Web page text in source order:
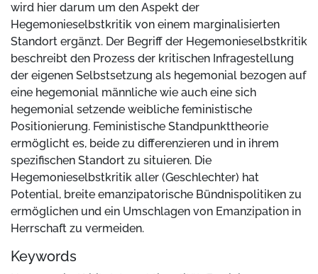
wird hier darum um den Aspekt der
Hegemonieselbstkritik von einem marginalisierten
Standort ergänzt. Der Begriff der Hegemonieselbstkritik
beschreibt den Prozess der kritischen Infragestellung
der eigenen Selbstsetzung als hegemonial bezogen auf
eine hegemonial männliche wie auch eine sich
hegemonial setzende weibliche feministische
Positionierung. Feministische Standpunkttheorie
ermöglicht es, beide zu differenzieren und in ihrem
spezifischen Standort zu situieren. Die
Hegemonieselbstkritik aller (Geschlechter) hat
Potential, breite emanzipatorische Bündnispolitiken zu
ermöglichen und ein Umschlagen von Emanzipation in
Herrschaft zu vermeiden.
Keywords